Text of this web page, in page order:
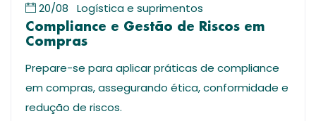
20/08 Logística e suprimentos
Compliance e Gestão de Riscos em
Compras
Prepare-se para aplicar práticas de compliance
em compras, assegurando ética, conformidade e
redução de riscos.